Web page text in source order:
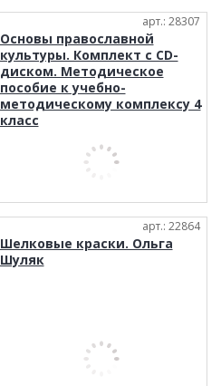
арт.: 28307
Основы православной
культуры. Комплект с CD-
диском. Методическое
пособие к учебно-
методическому комплексу 4
класс
арт.: 22864
Шелковые краски. Ольга
Шуляк